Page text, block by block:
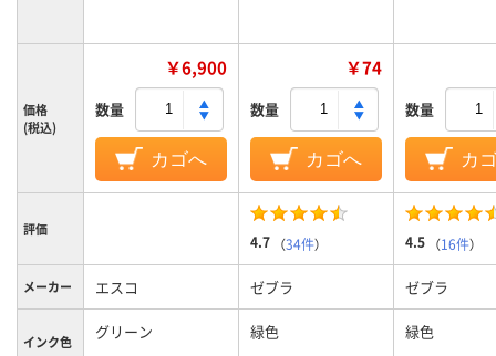
価格
(税込)
￥6,900
数量
カゴへ
￥74
数量
カゴへ
数量
カ
評価
4.7 （34件） 4.5 （16件）
メーカー エスコ ゼブラ ゼブラ
インク色 グリーン 緑色 緑色